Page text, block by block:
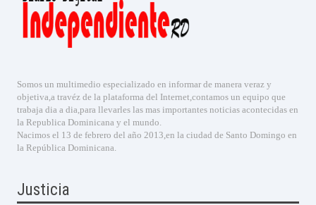
Somos un multimedio especializado en informar de manera veraz y
objetiva,a travéz de la plataforma del Internet,contamos un equipo que
trabaja dia a dia,para llevarles las mas importantes noticias acontecidas en
la Republica Dominicana y el mundo.
Nacimos el 13 de febrero del año 2013,en la ciudad de Santo Domingo en
la República Dominicana.
Justicia